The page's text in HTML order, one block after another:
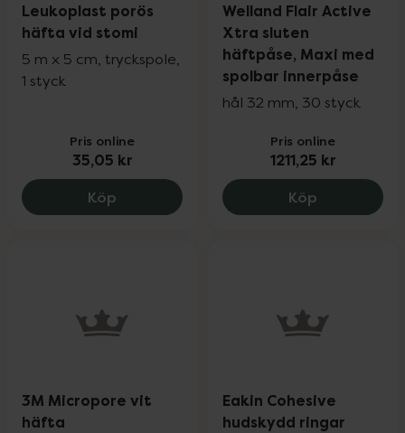
Leukoplast porös
häfta vid stomi
5 m x 5 cm, tryckspole,
1 styck
Pris online
35,05 kr
Köp Leukoplast porös häfta vid stomi,
Welland Flair Active
Xtra sluten
häftpåse, Maxi med
spolbar innerpåse
hål 32 mm, 30 styck
Pris online
1211,25 kr
Köp Welland
3M Micropore vit
häfta
Eakin Cohesive
hudskydd ringar